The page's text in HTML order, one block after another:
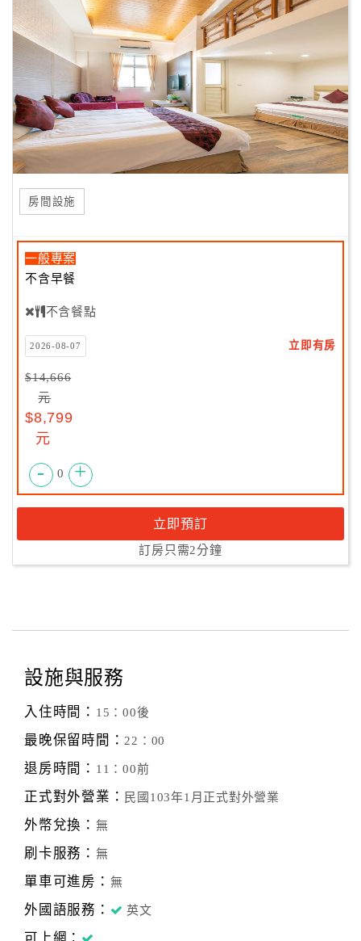
房間設施
一般專案
不含早餐
不含餐點
2026-08-07 立即有房
$14,666
元
$8,799
元
- 0 +
立即預訂
訂房只需2分鐘
設施與服務
入住時間： 15：00後
最晚保留時間：22：00
退房時間： 11：00前
正式對外營業： 民國103年1月正式對外營業
外幣兌換： 無
刷卡服務： 無
單車可進房： 無
外國語服務： 英文